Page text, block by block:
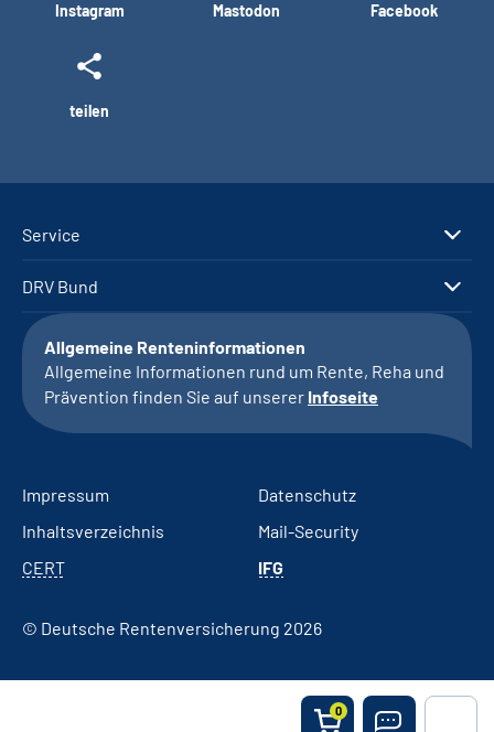
0
Instagram Mastodon Facebook
teilen
Service
DRV Bund
Allgemeine Renteninformationen
Allgemeine Informationen rund um Rente, Reha und
Prävention finden Sie auf unserer Infoseite
Impressum
Datenschutz
Inhaltsverzeichnis
Mail-Security
CERT
IFG
© Deutsche Rentenversicherung 2026